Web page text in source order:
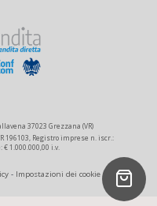
37023 Grezzana (VR)
196103, Registro imprese n. iscr.:
1.000.000,00 i.v.
- Impostazioni dei cookie